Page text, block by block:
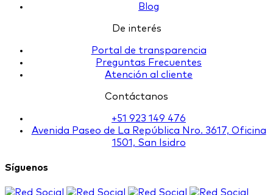
Blog
De interés
Portal de transparencia
Preguntas Frecuentes
Atención al cliente
Contáctanos
+51 923 149 476
Avenida Paseo de La República Nro. 3617, Oficina
1501, San Isidro
Síguenos